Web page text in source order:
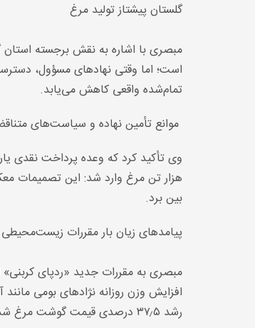
گلستان پیشتاز تولید مرغ
است؛ اما وقتی نهادهای مسؤول،
تمام‌شده واقعی کاهش می‌یابد.
موانع تأمین نهاده و سیاست‌های
هزار تن مرغ وارد شد: این تصمیمات
بین برد.
پیامدهای زیان بار مقررات زیست‌محیطی
رشد ۳۷٫۵ درصدی قیمت گوشت مرغ شده است.